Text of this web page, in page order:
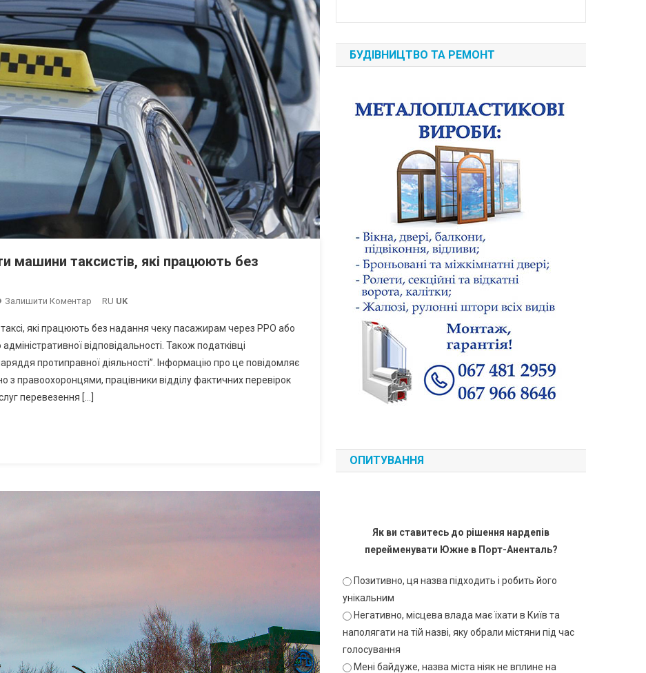
машини таксистів, які працюють без
Залишити Коментар
Україні
Почали
Конфісковувати
Машини
Таксистів,
Пасажирам
RU UK
які працюють без надання чеку пасажирам через РРО або
відповідальності. Також податківці
протиправної діяльності”. Інформацію про це повідомляє
з правоохоронцями, працівники відділу фактичних перевірок
перевезення […]
БУДІВНИЦТВО ТА РЕМОНТ
ОПИТУВАННЯ
Як ви ставитесь до рішення нардепів
перейменувати Южне в Порт-Аненталь?
Позитивно, ця назва підходить і робить його
унікальним
Негативно, місцева влада має їхати в Київ та
наполягати на тій назві, яку обрали містяни під час
голосування
Мені байдуже, назва міста ніяк не вплине на